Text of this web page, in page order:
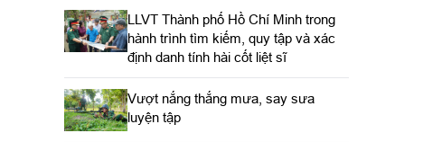
LLVT Thành phố Hồ Chí Minh trong
hành trình tìm kiếm, quy tập và xác
định danh tính hài cốt liệt sĩ
Vượt nắng thắng mưa, say sưa
luyện tập